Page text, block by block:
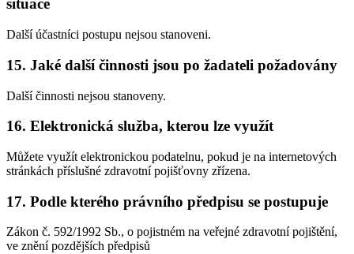
situace
Další účastníci postupu nejsou stanoveni.
15. Jaké další činnosti jsou po žadateli požadovány
Další činnosti nejsou stanoveny.
16. Elektronická služba, kterou lze využít
Můžete využít elektronickou podatelnu, pokud je na internetových
stránkách příslušné zdravotní pojišťovny zřízena.
17. Podle kterého právního předpisu se postupuje
Zákon č. 592/1992 Sb., o pojistném na veřejné zdravotní pojištění,
ve znění pozdějších předpisů